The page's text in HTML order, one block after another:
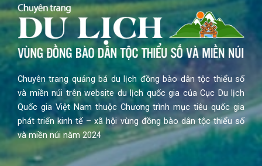
Chuyên trang quảng bá du lịch đồng bào dân tộc thiểu số
và miền núi trên website du lịch quốc gia của Cục Du lịch
Quốc gia Việt Nam thuộc Chương trình mục tiêu quốc gia
phát triển kinh tế – xã hội vùng đồng bào dân tộc thiểu số
và miền núi năm 2024